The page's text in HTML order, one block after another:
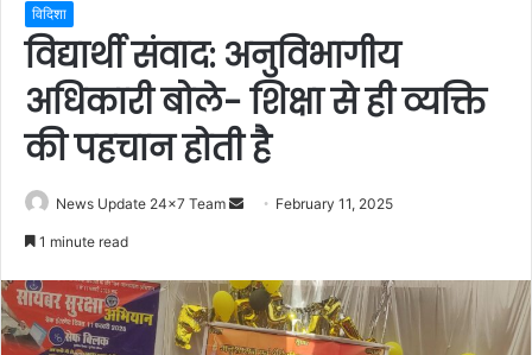
विदिशा
विद्यार्थी संवाद: अनुविभागीय
अधिकारी बोले- शिक्षा से ही व्यक्ति
की पहचान होती है
News Update 24x7 Team
Send February 11, 2025
1 minute read